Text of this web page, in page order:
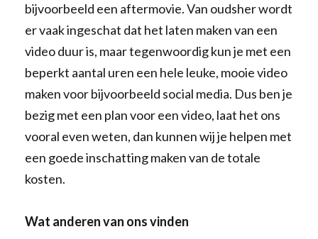
bijvoorbeeld een aftermovie. Van oudsher wordt
er vaak ingeschat dat het laten maken van een
video duur is, maar tegenwoordig kun je met een
beperkt aantal uren een hele leuke, mooie video
maken voor bijvoorbeeld social media. Dus ben je
bezig met een plan voor een video, laat het ons
vooral even weten, dan kunnen wij je helpen met
een goede inschatting maken van de totale
kosten.
Wat anderen van ons vinden